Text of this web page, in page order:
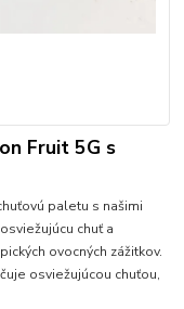
Fruit 5G s
paletu s našimi
chuť a
ovocných zážitkov.
osviežujúcou chuťou,